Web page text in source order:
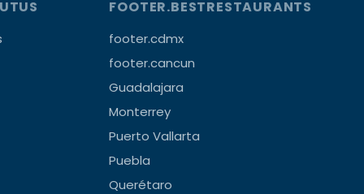
FOOTER.BESTRESTAURANTS
footer.cdmx
footer.cancun
Guadalajara
Monterrey
Puerto Vallarta
Puebla
Querétaro